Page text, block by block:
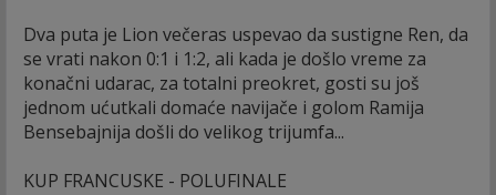
Dva puta je Lion večeras uspevao da sustigne Ren, da
se vrati nakon 0:1 i 1:2, ali kada je došlo vreme za
konačni udarac, za totalni preokret, gosti su još
jednom ućutkali domaće navijače i golom Ramija
Bensebajnija došli do velikog trijumfa...
KUP FRANCUSKE - POLUFINALE